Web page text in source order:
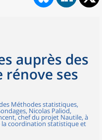
auprès des
rénove ses
Méthodes statistiques,
Nicolas Paliod,
chef du projet Nautile, à
coordination statistique et